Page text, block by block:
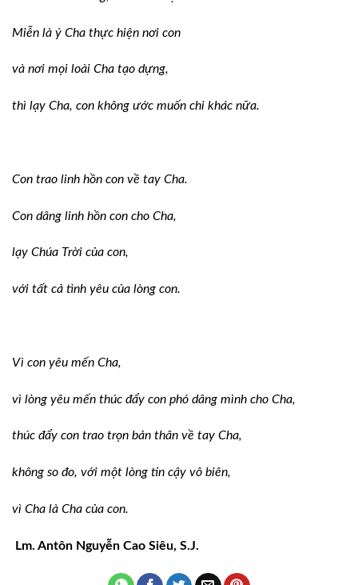
Miễn là ý Cha thực hiện nơi con
và nơi mọi loài Cha tạo dựng,
thì lạy Cha, con không ước muốn chi khác nữa.
Con trao linh hồn con về tay Cha.
Con dâng linh hồn con cho Cha,
lạy Chúa Trời của con,
với tất cả tình yêu của lòng con.
Vì con yêu mến Cha,
vì lòng yêu mến thúc đẩy con phó dâng mình cho Cha,
thúc đẩy con trao trọn bản thân về tay Cha,
không so đo, với một lòng tin cậy vô biên,
vì Cha là Cha của con.
Lm. Antôn Nguyễn Cao Siêu, S.J.